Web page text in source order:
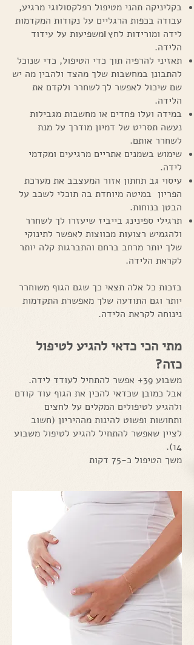
בקליניקה תהני מטיפול רפלקסולוגי מרגיע,
עבודה בכפות הרגליים על נקודות המקדמות
לידה ומורידות לחץ ומשפיעות על עידוד
הלידה.
תאזיני להרפיה תוך כדי הטיפול, כדי שנוכל
להתבונן במחשבות שלך מהצד ולהבין מה יש
שם שיכול לאפשר לך לשחרר ולקדם את
הלידה.
במידה ועלו פחדים או מחשבות מגבילות
נעשה תסריט של דמיון מודרך על מנת
לשחרר אותם.
שימוש בשמנים אתריים מרגיעים ומקדמי
לידה.
עיסוי גב תחתון אזור המעצבב את מערכת
הפריון במיטה מיוחדת בה תוכלי לשכב על
הבטן בנוחות.
תרגילי ספינינג בייביז שיעזרו לך לשחרר
ולהגמיש רצועות מכווצות לאפשר לתינוקי
שלך יותר מרחב ברחם והתברגות קלה יותר
לקראת הלידה.
בזכות כל אלה תצאי כך שגם הגוף משוחרר
יותר וגם התודעה שלך מאפשרת התקדמות
נינוחה לקראת הלידה.
מתי הכי כדאי להגיע לטיפול
כזה?
משבוע 39+ אפשר להתחיל לעודד לידה.
אבל כמובן שכדאי להכין את הגוף עוד קודם
ולהגיע לטיפולים המקלים על לחצים
ותחושות ופשוט להינות מההיריון (חשוב
לציין שאפשר להתחיל להגיע לטיפול משבוע
14).
משך הטיפול כ-75 דקות